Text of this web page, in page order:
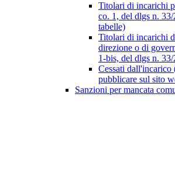
Titolari di incarichi
co. 1, del dlgs n.
tabelle)
Titolari di incarichi
direzione o di
1-bis, del dlgs n.
Cessati dall'incarico
pubblicare sul sito
Sanzioni per mancata